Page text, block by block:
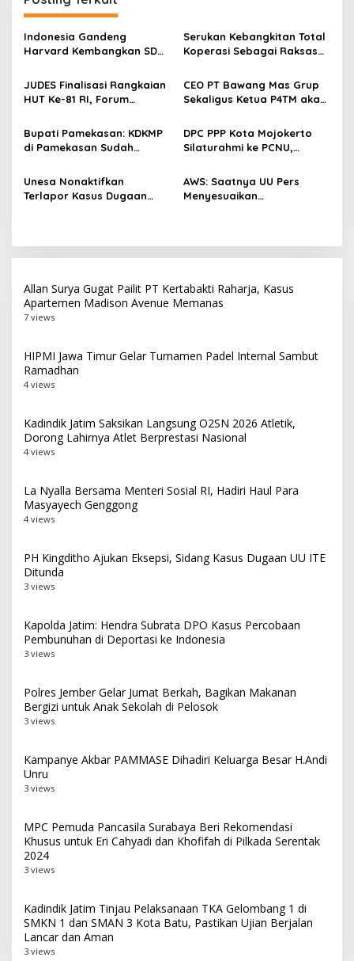
g
a
s
i
p
s
Indonesia Gandeng
Harvard Kembangkan SDM
Dunia
Serukan Kebangkitan Total
Koperasi Sebagai Raksasa
79
JUDES Finalisasi Rangkaian
HUT Ke-81 RI, Forum
Lomba Siap Perkuat
Solidaritas Jurnalis DPRD
CEO PT Bawang Mas Grup
Sekaligus Ketua P4TM akan
Tembakau di Madura
Bupati Pamekasan: KDKMP
di Pamekasan Sudah
Selesai Akhir Juli 2026
DPC PPP Kota Mojokerto
Silaturahmi ke PCNU,
Masyarakat
Unesa Nonaktifkan
Terlapor Kasus Dugaan
AWS: Saatnya UU Pers
Menyesuaikan
Allan Surya Gugat Pailit PT Kertabakti Raharja, Kasus
Apartemen Madison Avenue Memanas
7 views
HIPMI Jawa Timur Gelar Turnamen Padel Internal Sambut
Ramadhan
4 views
Kadindik Jatim Saksikan Langsung O2SN 2026 Atletik,
Dorong Lahirnya Atlet Berprestasi Nasional
4 views
La Nyalla Bersama Menteri Sosial RI, Hadiri Haul Para
Masyayech Genggong
4 views
PH Kingditho Ajukan Eksepsi, Sidang Kasus Dugaan UU ITE
Ditunda
3 views
Kapolda Jatim: Hendra Subrata DPO Kasus Percobaan
Pembunuhan di Deportasi ke Indonesia
3 views
Polres Jember Gelar Jumat Berkah, Bagikan Makanan
Bergizi untuk Anak Sekolah di Pelosok
3 views
Kampanye Akbar PAMMASE Dihadiri Keluarga Besar H.Andi
Unru
3 views
MPC Pemuda Pancasila Surabaya Beri Rekomendasi
Khusus untuk Eri Cahyadi dan Khofifah di Pilkada Serentak
2024
3 views
Kadindik Jatim Tinjau Pelaksanaan TKA Gelombang 1 di
SMKN 1 dan SMAN 3 Kota Batu, Pastikan Ujian Berjalan
Lancar dan Aman
3 views